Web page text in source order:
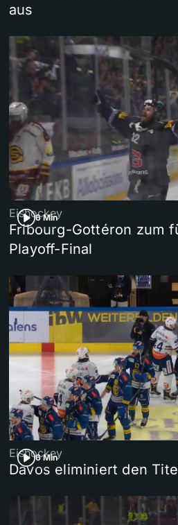
aus
6 Min
Eishockey
Fribourg-Gottéron zum
Playoff-Final
6 Min
Eishockey
Davos eliminiert den